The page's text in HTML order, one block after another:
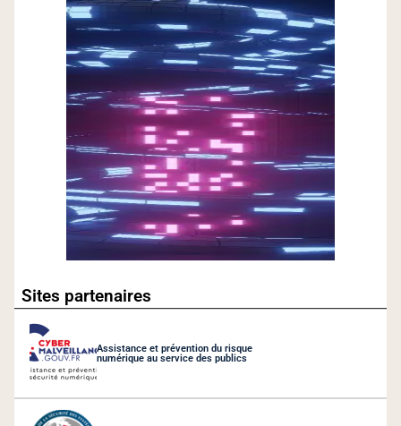
Sites partenaires
Assistance et prévention du risque
numérique au service des publics